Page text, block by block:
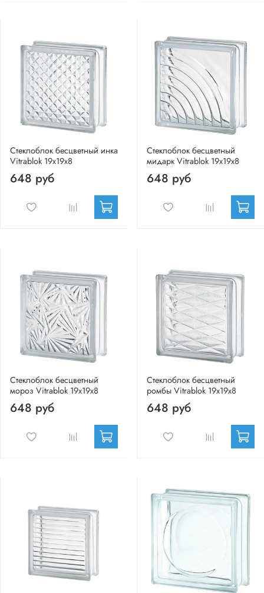
Стеклоблок бесцветный инка
Vitrablok 19х19х8
648 руб
Стеклоблок бесцветный
мидарк Vitrablok 19х19х8
648 руб
Стеклоблок бесцветный
мороз Vitrablok 19х19х8
648 руб
Стеклоблок бесцветный
ромбы Vitrablok 19х19х8
648 руб